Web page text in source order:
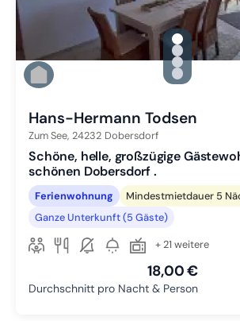
Zu Slide 1
Zu Slide 2
Zu Slide 3
Zu Slide 4
Hans-Hermann Todsen
Zum See, 24232 Dobersdorf
Schöne, helle, großzügige
schönen Dobersdorf .
Ferienwohnung
Mindestmietdauer 5
Ganze Unterkunft (5 Gäste)
+ 21 weitere
18,00 €
Durchschnitt pro Nacht & Person